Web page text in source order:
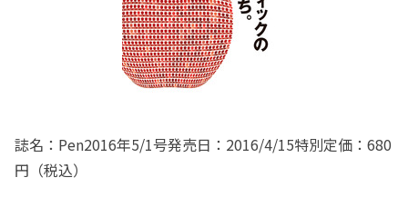
誌名：Pen2016年5/1号発売日：2016/4/15特別定価：680
円（税込）